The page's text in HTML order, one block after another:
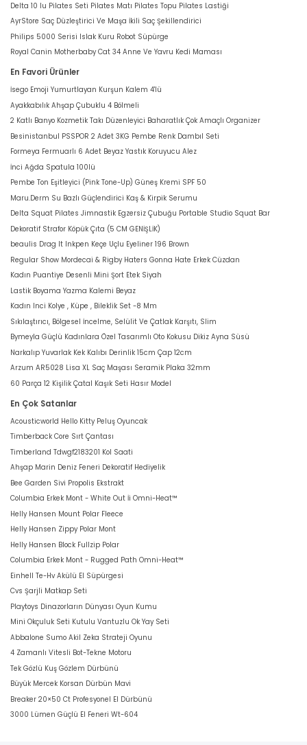
Delta 10 lu Pilates Seti Pilates Matı Pilates Topu Pilates Lastiği
AyrStore Saç Düzleştirici Ve Maşa İkili Saç Şekillendirici
Philips 5000 Serisi Islak Kuru Robot Süpürge
Royal Canin Motherbaby Cat 34 Anne Ve Yavru Kedi Maması
En Favori Ürünler
İsego Emoji Yumurtlayan Kurşun Kalem 4'lü
Ayakkabılık Ahşap Çubuklu 4 Bölmeli
2 Katlı Banyo Kozmetik Takı Düzenleyici Baharatlık Çok Amaçlı Organizer
Besinistanbul PSSPOR 2 Adet 3KG Pembe Renk Dambıl Seti
Formeya Fermuarlı 6 Adet Beyaz Yastık Koruyucu Alez
İnci Ağda Spatula 100lü
Pembe Ton Eşitleyici (Pink Tone-Up) Güneş Kremi SPF 50
Maru.Derm Su Bazlı Güçlendirici Kaş & Kirpik Serumu
Delta Squat Pilates Jimnastik Egzersiz Çubuğu Portable Studio Squat Bar
Dekoratif Strafor Köpük Çıta (5 CM GENİŞLİK)
beaulis Drag It Inkpen Keçe Uçlu Eyeliner 196 Brown
Regular Show Mordecai & Rigby Haters Gonna Hate Erkek Cüzdan
Kadın Puantiye Desenli Mini Şort Etek Siyah
Lastik Boyama Yazma Kalemi Beyaz
Kadın Inci Kolye , Küpe , Bileklik Set -8 Mm
Sıkılaştırıcı, Bölgesel İncelme, Selülit Ve Çatlak Karşıtı, Slim
Bymeyla Güçlü Kadınlara Özel Tasarımlı Oto Kokusu Dikiz Ayna Süsü
Narkalıp Yuvarlak Kek Kalıbı Derinlik 15cm Çap 12cm
Arzum AR5028 Lisa XL Saç Maşası Seramik Plaka 32mm
60 Parça 12 Kişilik Çatal Kaşık Seti Hasır Model
En Çok Satanlar
Acousticworld Hello Kitty Peluş Oyuncak
Timberback Core Sırt Çantası
Timberland Tdwgf2183201 Kol Saati
Ahşap Marin Deniz Feneri Dekoratif Hediyelik
Bee Garden Sivi Propolis Ekstrakt
Columbia Erkek Mont - White Out İi Omni-Heat™
Helly Hansen Mount Polar Fleece
Helly Hansen Zippy Polar Mont
Helly Hansen Block Fullzip Polar
Columbia Erkek Mont - Rugged Path Omni-Heat™
Einhell Te-Hv Akülü El Süpürgesi
Cvs Şarjli Matkap Seti
Playtoys Dinazorların Dünyası Oyun Kumu
Mini Okçuluk Seti Kutulu Vantuzlu Ok Yay Seti
Abbalone Sumo Akil Zeka Strateji Oyunu
4 Zamanlı Vitesli Bot-Tekne Motoru
Tek Gözlü Kuş Gözlem Dürbünü
Büyük Mercek Korsan Dürbün Mavi
Breaker 20×50 Ct Profesyonel El Dürbünü
3000 Lümen Güçlü El Feneri Wt-604